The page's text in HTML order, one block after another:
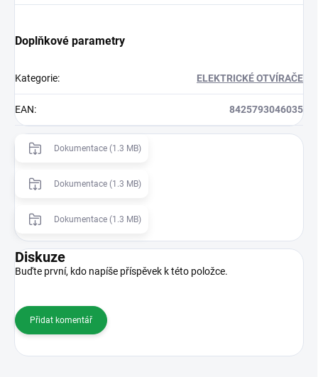
Doplňkové parametry
Kategorie: ELEKTRICKÉ OTVÍRAČE
EAN: 8425793046035
Dokumentace (1.3 MB)
Dokumentace (1.3 MB)
Dokumentace (1.3 MB)
Diskuze
Buďte první, kdo napíše příspěvek k této položce.
Přidat komentář